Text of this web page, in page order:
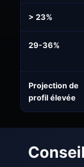
> 23%
29-36%
Projection de
profil élevée